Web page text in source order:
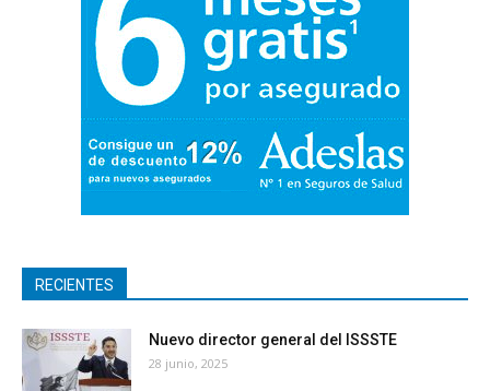
RECIENTES
Nuevo director general del ISSSTE
28 junio, 2025